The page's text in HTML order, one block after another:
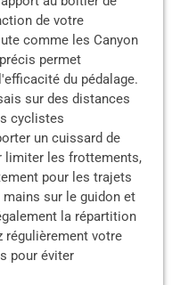
de votre
comme les Canyon
permet
du pédalage.
sur des distances
cyclistes
un cuissard de
limiter les frottements,
pour les trajets
sur le guidon et
la répartition
régulièrement votre
pour éviter